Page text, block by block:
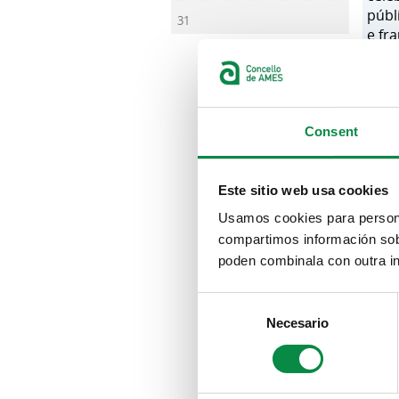
Consent
Este sitio web usa cookies
Usamos cookies para
compartimos información
poden combinala con outra
Necesario
31
e
A
As